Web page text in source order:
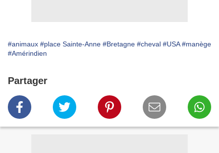
#animaux #place Sainte-Anne #Bretagne #cheval #USA #manège
#Amérindien
Partager